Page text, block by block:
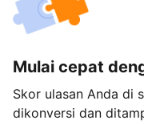
Mulai cepat
Skor ulasan Anda di
dikonversi dan